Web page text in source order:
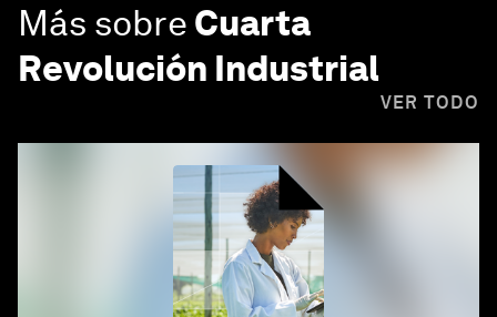
Más sobre Cuarta
Revolución Industrial
VER TODO